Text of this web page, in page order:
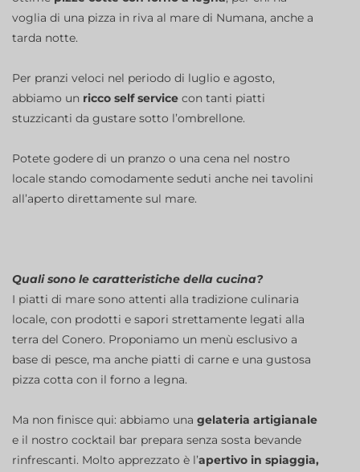
voglia di una pizza in riva al mare di Numana, anche a
tarda notte.
Per pranzi veloci nel periodo di luglio e agosto,
abbiamo un ricco self service con tanti piatti
stuzzicanti da gustare sotto l’ombrellone.
Potete godere di un pranzo o una cena nel nostro
locale stando comodamente seduti anche nei tavolini
all’aperto direttamente sul mare.
Quali sono le caratteristiche della cucina?
I piatti di mare sono attenti alla tradizione culinaria
locale, con prodotti e sapori strettamente legati alla
terra del Conero. Proponiamo un menù esclusivo a
base di pesce, ma anche piatti di carne e una gustosa
pizza cotta con il forno a legna.
Ma non finisce qui: abbiamo una gelateria artigianale
e il nostro cocktail bar prepara senza sosta bevande
rinfrescanti. Molto apprezzato è l’apertivo in spiaggia,